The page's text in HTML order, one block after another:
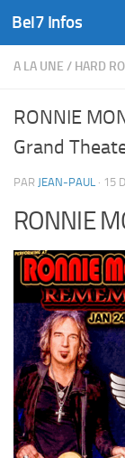
Skip to content
Bel7 Infos
A LA UNE / HARD
RONNIE
Grand
PAR JEAN-PAUL · 15
RONNIE